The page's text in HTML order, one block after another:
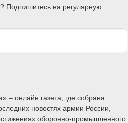
Подпишитесь на регулярную
– онлайн газета, где собрана
новостях армии России,
оборонно-промышленного